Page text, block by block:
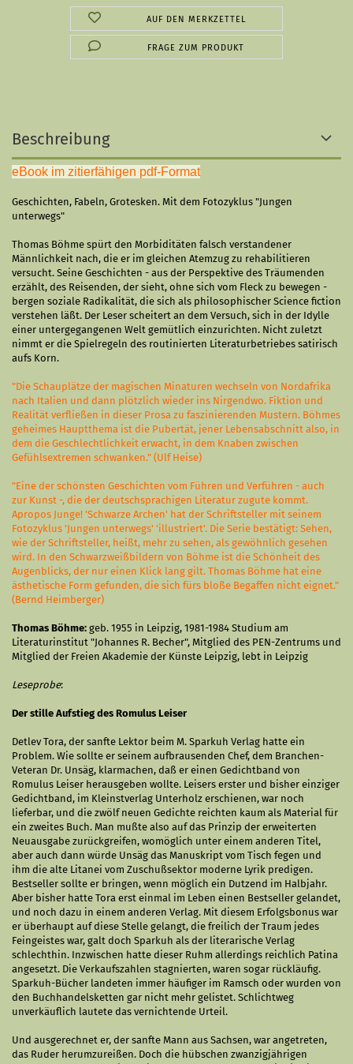
AUF DEN MERKZETTEL
FRAGE ZUM PRODUKT
Beschreibung
eBook im zitierfähigen pdf-Format
Geschichten, Fabeln, Grotesken. Mit dem Fotozyklus "Jungen
unterwegs"
Thomas Böhme spürt den Morbiditäten falsch verstandener
Männlichkeit nach, die er im gleichen Atemzug zu rehabilitieren
versucht. Seine Geschichten - aus der Perspektive des Träumenden
erzählt, des Reisenden, der sieht, ohne sich vom Fleck zu bewegen -
bergen soziale Radikalität, die sich als philosophischer Science fiction
verstehen läßt. Der Leser scheitert an dem Versuch, sich in der Idylle
einer untergegangenen Welt gemütlich einzurichten. Nicht zuletzt
nimmt er die Spielregeln des routinierten Literaturbetriebes satirisch
aufs Korn.
"Die Schauplätze der magischen Minaturen wechseln von Nordafrika
nach Italien und dann plötzlich wieder ins Nirgendwo. Fiktion und
Realität verfließen in dieser Prosa zu faszinierenden Mustern. Böhmes
geheimes Hauptthema ist die Pubertät, jener Lebensabschnitt also, in
dem die Geschlechtlichkeit erwacht, in dem Knaben zwischen
Gefühlsextremen schwanken." (Ulf Heise)
"Eine der schönsten Geschichten vom Führen und Verführen - auch
zur Kunst -, die der deutschsprachigen Literatur zugute kommt.
Apropos Junge! 'Schwarze Archen' hat der Schriftsteller mit seinem
Fotozyklus 'Jungen unterwegs' 'illustriert'. Die Serie bestätigt: Sehen,
wie der Schriftsteller, heißt, mehr zu sehen, als gewöhnlich gesehen
wird. In den Schwarzweißbildern von Böhme ist die Schönheit des
Augenblicks, der nur einen Klick lang gilt. Thomas Böhme hat eine
ästhetische Form gefunden, die sich fürs bloße Begaffen nicht eignet."
(Bernd Heimberger)
Thomas Böhme: geb. 1955 in Leipzig, 1981-1984 Studium am
Literaturinstitut "Johannes R. Becher", Mitglied des PEN-Zentrums und
Mitglied der Freien Akademie der Künste Leipzig, lebt in Leipzig
Leseprobe:
Der stille Aufstieg des Romulus Leiser
Detlev Tora, der sanfte Lektor beim M. Sparkuh Verlag hatte ein
Problem. Wie sollte er seinem aufbrausenden Chef, dem Branchen-
Veteran Dr. Unsäg, klarmachen, daß er einen Gedichtband von
Romulus Leiser herausgeben wollte. Leisers erster und bisher einziger
Gedichtband, im Kleinstverlag Unterholz erschienen, war noch
lieferbar, und die zwölf neuen Gedichte reichten kaum als Material für
ein zweites Buch. Man mußte also auf das Prinzip der erweiterten
Neuausgabe zurückgreifen, womöglich unter einem anderen Titel,
aber auch dann würde Unsäg das Manuskript vom Tisch fegen und
ihm die alte Litanei vom Zuschußsektor moderne Lyrik predigen.
Bestseller sollte er bringen, wenn möglich ein Dutzend im Halbjahr.
Aber bisher hatte Tora erst einmal im Leben einen Bestseller gelandet,
und noch dazu in einem anderen Verlag. Mit diesem Erfolgsbonus war
er überhaupt auf diese Stelle gelangt, die freilich der Traum jedes
Feingeistes war, galt doch Sparkuh als der literarische Verlag
schlechthin. Inzwischen hatte dieser Ruhm allerdings reichlich Patina
angesetzt. Die Verkaufszahlen stagnierten, waren sogar rückläufig.
Sparkuh-Bücher landeten immer häufiger im Ramsch oder wurden von
den Buchhandelsketten gar nicht mehr gelistet. Schlichtweg
unverkäuflich lautete das vernichtende Urteil.
Und ausgerechnet er, der sanfte Mann aus Sachsen, war angetreten,
das Ruder herumzureißen. Doch die hübschen zwanzigjährigen